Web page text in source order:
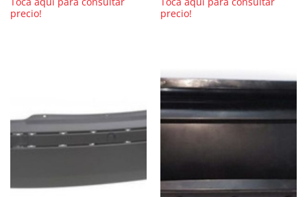
precio!
precio!